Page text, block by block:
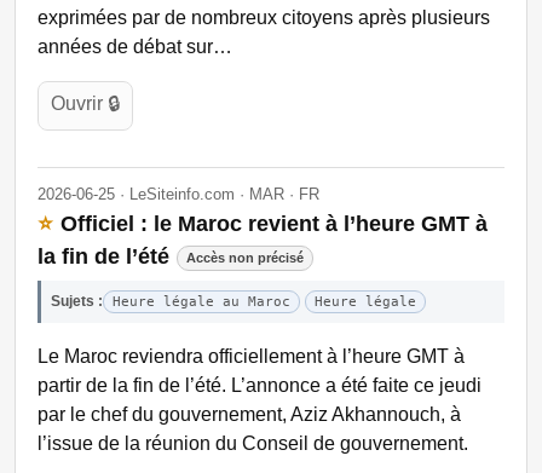
exprimées par de nombreux citoyens après plusieurs
années de débat sur…
Ouvrir 🔒
2026-06-25 · LeSiteinfo.com · MAR · FR
⭐ Officiel : le Maroc revient à l’heure GMT à
la fin de l’été
Accès non précisé
Sujets : Heure légale au Maroc Heure légale
Le Maroc reviendra officiellement à l’heure GMT à
partir de la fin de l’été. L’annonce a été faite ce jeudi
par le chef du gouvernement, Aziz Akhannouch, à
l’issue de la réunion du Conseil de gouvernement.